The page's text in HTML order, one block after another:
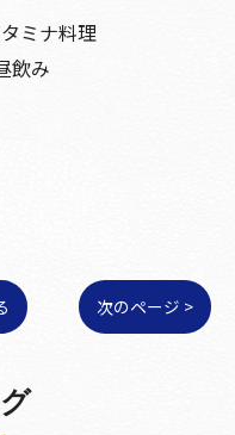
ミナ料理
飲み
次のページ >